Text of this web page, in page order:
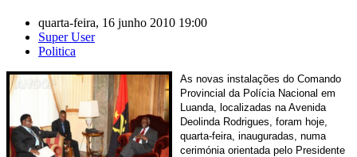
quarta-feira, 16 junho 2010 19:00
Super User
Politica
As novas instalações do Comando
Provincial da Polícia Nacional em
Luanda, localizadas na Avenida
Deolinda Rodrigues, foram hoje,
quarta-feira, inauguradas, numa
cerimónia orientada pelo Presidente